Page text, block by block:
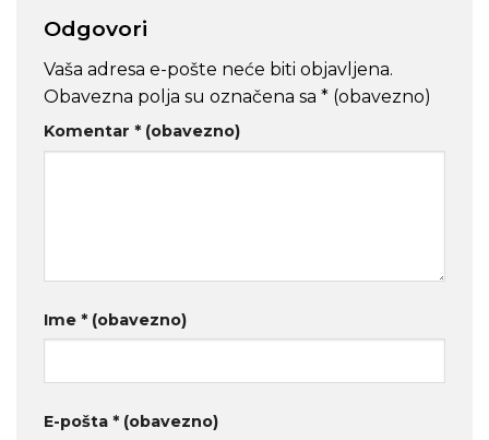
Odgovori
Vaša adresa e-pošte neće biti objavljena.
Obavezna polja su označena sa * (obavezno)
Komentar * (obavezno)
Ime * (obavezno)
E-pošta * (obavezno)